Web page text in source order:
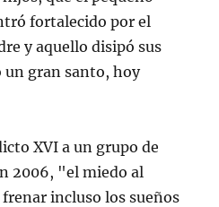
fortalecido por el
y aquello disipó sus
un gran santo, hoy
XVI a un grupo de
2006, "el miedo al
frenar incluso los sueños